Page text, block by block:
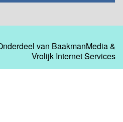
van BaakmanMedia&
Vrolijk Internet Services